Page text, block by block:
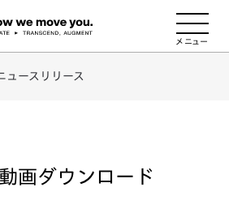
of Dreams
ュースリリース
画ダウンロード